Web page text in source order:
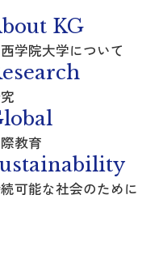
KG
学院大学について
教育
可能な社会のために